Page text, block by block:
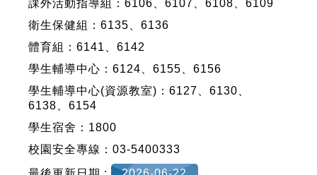
課外活動指導組：6106、6107、6108、6109
衛生保健組：6135、6136
體育組：6141、6142
學生輔導中心：6124、6155、6156
學生輔導中心(資源教室)：6127、6130、
6138、6154
學生宿舍：1800
校園安全專線：03-5400333